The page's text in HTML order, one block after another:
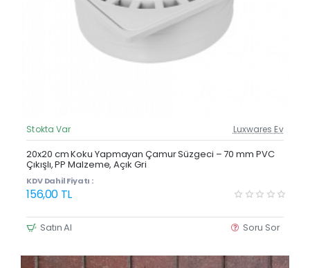
Güncel Fiyat
Yeni Ürün
Stokta Var Luxwares Ev
20x20 cm Koku Yapmayan Çamur Süzgeci – 70 mm PVC
Çıkışlı, PP Malzeme, Açık Gri
KDV Dahil Fiyatı :
156,00 TL
Satın Al Soru Sor